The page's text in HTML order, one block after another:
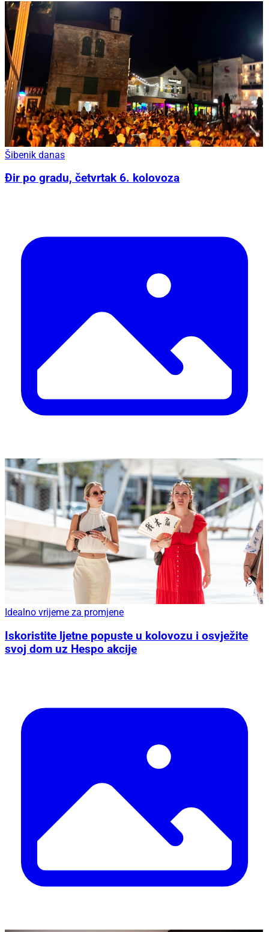
Šibenik danas
Đir po gradu, četvrtak 6. kolovoza
Idealno vrijeme za promjene
Iskoristite ljetne popuste u kolovozu i osvježite
svoj dom uz Hespo akcije